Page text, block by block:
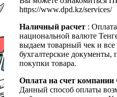
https://www.dpd.kz/services/
Наличный расчет :
национальной валюте
выдаем товарный чек и
бухгалтерские
покупки товара.
Оплата на счет компании
Данный способ оплаты